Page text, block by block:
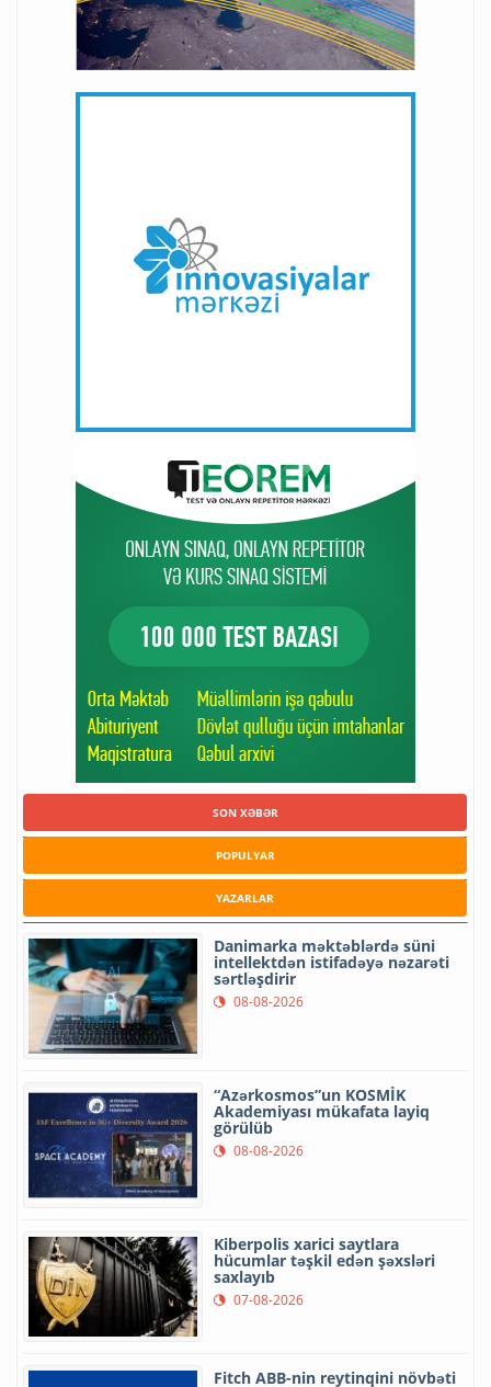
SON XƏBƏR
POPULYAR
YAZARLAR
Danimarka məktəblərdə süni
intellektdən istifadəyə nəzarəti
sərtləşdirir
08-08-2026
“Azərkosmos”un KOSMİK
Akademiyası mükafata layiq
görülüb
08-08-2026
Kiberpolis xarici saytlara
hücumlar təşkil edən şəxsləri
saxlayıb
07-08-2026
Fitch ABB-nin reytinqini növbəti